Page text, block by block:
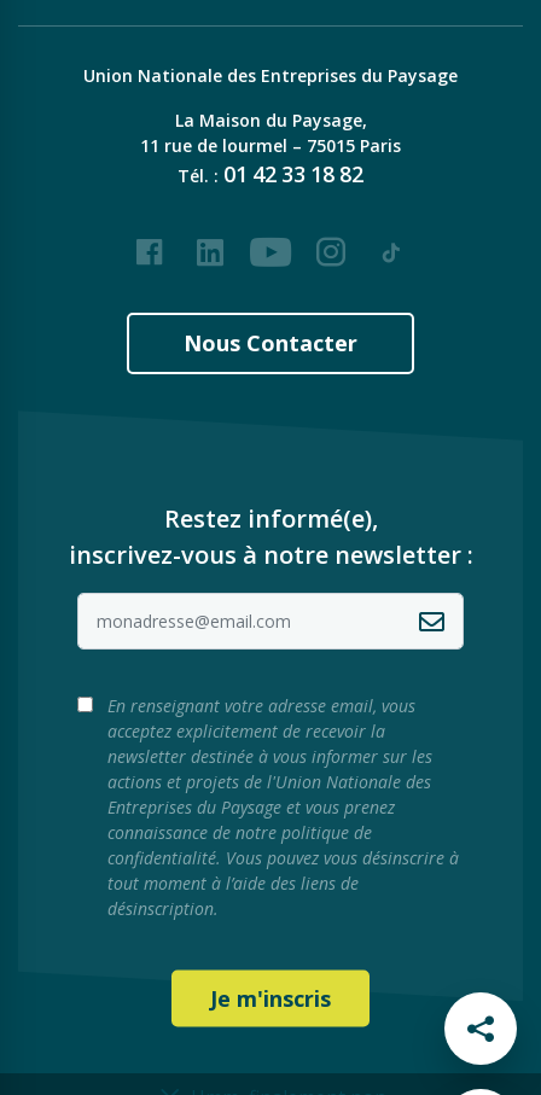
Union Nationale des Entreprises du Paysage
La Maison du Paysage,
11 rue de lourmel – 75015 Paris
Tél. : 01 42 33 18 82
FacebookLinkedInYoutubeInstagram
Tiktok
Nous Contacter
Restez informé(e),
inscrivez-vous à notre newsletter :
En renseignant votre adresse email, vous
acceptez explicitement de recevoir la
newsletter destinée à vous informer sur les
actions et projets de l'Union Nationale des
Entreprises du Paysage et vous prenez
connaissance de notre politique de
confidentialité. Vous pouvez vous désinscrire à
tout moment à l’aide des liens de
désinscription.